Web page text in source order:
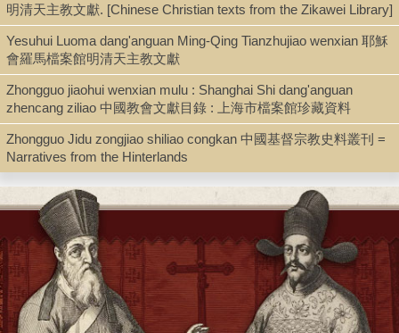
Note
Ambassadeurs de Dieu à la Chine / textes recueillis et présentés
par Édouard Duperray
明清天主教文獻. [Chinese Christian texts from the Zikawei Library]
Yesuhui Luoma dang'anguan Ming-Qing Tianzhujiao wenxian 耶穌
會羅馬檔案館明清天主教文獻
Zhongguo jiaohui wenxian mulu : Shanghai Shi dang'anguan
zhencang ziliao 中國教會文獻目錄 : 上海市檔案館珍藏資料
Zhongguo Jidu zongjiao shiliao congkan 中國基督宗教史料叢刊 =
Narratives from the Hinterlands